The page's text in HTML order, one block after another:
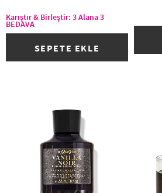
Karıştır & Birleştir: 3 Alana 3
BEDAVA
SEPETE EKLE